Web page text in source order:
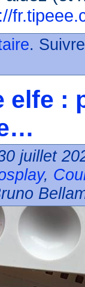
.
elfe :
juillet
,